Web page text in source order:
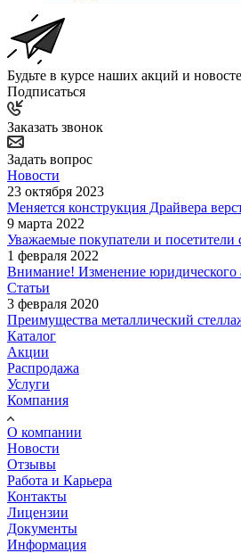
Будьте в курсе наших акций и
Подписаться
Заказать звонок
Задать вопрос
Новости
23 октября 2023
Меняется конструкция Драйвера
9 марта 2022
Уважаемые покупатели и посетители
1 февраля 2022
Внимание! Изменение юридического
Статьи
3 февраля 2020
Преимущества металлический
Каталог
Акции
Распродажа
Услуги
Компания
О компании
Новости
Отзывы
Работа и Карьера
Контакты
Лицензии
Документы
Информация